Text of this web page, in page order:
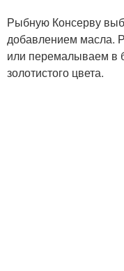
Рыбную Консерву
добавлением масла.
или перемалываем в
золотистого цвета.